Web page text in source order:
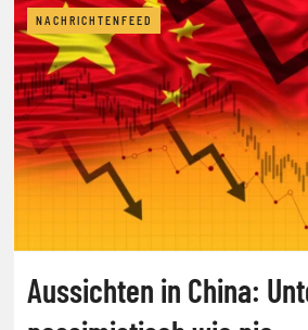
NACHRICHTENFEED
Aussichten in China: